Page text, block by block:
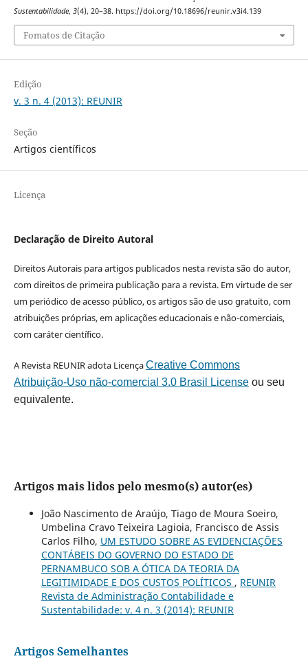
Sustentabilidade, 3(4), 20–38. https://doi.org/10.18696/reunir.v3i4.139
Fomatos de Citação
Edição
v. 3 n. 4 (2013): REUNIR
Seção
Artigos científicos
Licença
Declaração de Direito Autoral
Direitos Autorais para artigos publicados nesta revista são do autor,
com direitos de primeira publicação para a revista. Em virtude de ser
um periódico de acesso público, os artigos são de uso gratuito, com
atribuições próprias, em aplicações educacionais e não-comerciais,
com caráter científico.
A Revista REUNIR adota LicençaCreative Commons
Atribuição-Uso não-comercial 3.0 Brasil Licenseou seu
equivalente.
Artigos mais lidos pelo mesmo(s) autor(es)
João Nascimento de Araújo, Tiago de Moura Soeiro,
Umbelina Cravo Teixeira Lagioia, Francisco de Assis
Carlos Filho, UM ESTUDO SOBRE AS EVIDENCIAÇÕES
CONTÁBEIS DO GOVERNO DO ESTADO DE
PERNAMBUCO SOB A ÓTICA DA TEORIA DA
LEGITIMIDADE E DOS CUSTOS POLÍTICOS , REUNIR
Revista de Administração Contabilidade e
Sustentabilidade: v. 4 n. 3 (2014): REUNIR
Artigos Semelhantes